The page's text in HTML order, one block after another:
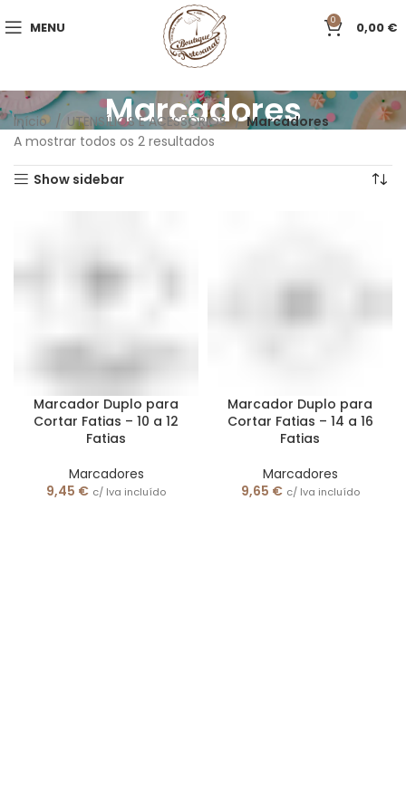
MENU 0 0,00 €
Marcadores
Início UTENSÍLIOS E ACESSÓRIOS
Marcadores
A mostrar todos os 2 resultados
Show sidebar
Marcador Duplo para
Cortar Fatias – 10 a 12
Fatias
Marcadores
9,45 € c/ Iva incluído
Marcador Duplo para
Cortar Fatias – 14 a 16
Fatias
Marcadores
9,65 € c/ Iva incluído